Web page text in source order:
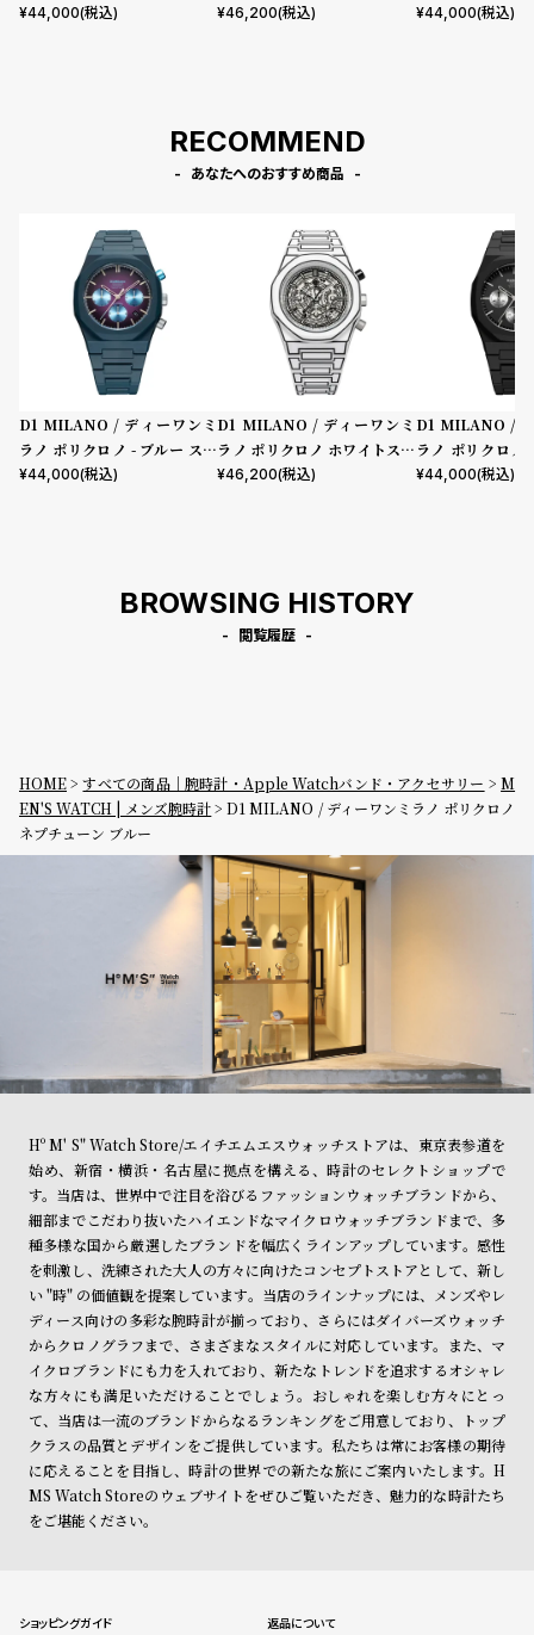
クトラム
¥44,000(税込)
ッチ
¥46,200(税込)
ルナ
¥44,000(税込)
RECOMMEND
あなたへのおすすめ商品
D1 MILANO / ディーワンミ
ラノ ポリクロノ - ブルー スペ
クトラム
¥44,000(税込)
D1 MILANO / ディーワンミ
ラノ ポリクロノ ホワイトスケ
ッチ
¥46,200(税込)
D1 MILANO /
ラノ ポリクロノ
ルナ
¥44,000(税込)
BROWSING HISTORY
閲覧履歴
HOME すべての商品｜腕時計・Apple Watchバンド・アクセサリー
M
EN'S WATCH | メンズ腕時計
D1 MILANO / ディーワンミラノ ポリクロノ
ネプチューン ブルー
Hº M' S" Watch Store/エイチエムエスウォッチストアは、東京表参道を
始め、新宿・横浜・名古屋に拠点を構える、時計のセレクトショップで
す。当店は、世界中で注目を浴びるファッションウォッチブランドから、
細部までこだわり抜いたハイエンドなマイクロウォッチブランドまで、多
種多様な国から厳選したブランドを幅広くラインアップしています。感性
を刺激し、洗練された大人の方々に向けたコンセプトストアとして、新し
い "時" の価値観を提案しています。当店のラインナップには、メンズやレ
ディース向けの多彩な腕時計が揃っており、さらにはダイバーズウォッチ
からクロノグラフまで、さまざまなスタイルに対応しています。また、マ
イクロブランドにも力を入れており、新たなトレンドを追求するオシャレ
な方々にも満足いただけることでしょう。おしゃれを楽しむ方々にとっ
て、当店は一流のブランドからなるランキングをご用意しており、トップ
クラスの品質とデザインをご提供しています。私たちは常にお客様の期待
に応えることを目指し、時計の世界での新たな旅にご案内いたします。H
MS Watch Storeのウェブサイトをぜひご覧いただき、魅力的な時計たち
をご堪能ください。
ショッピングガイド 返品について